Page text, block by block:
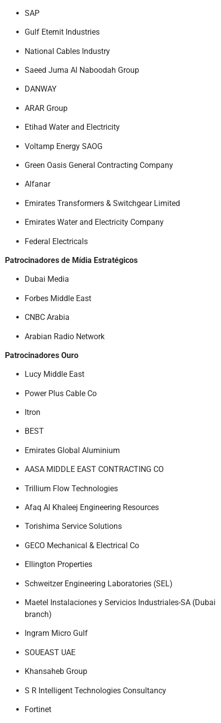
SAP
Gulf Eternit Industries
National Cables Industry
Saeed Juma Al Naboodah Group
DANWAY
ARAR Group
Etihad Water and Electricity
Voltamp Energy SAOG
Green Oasis General Contracting Company
Alfanar
Emirates Transformers & Switchgear Limited
Emirates Water and Electricity Company
Federal Electricals
Patrocinadores de Mídia Estratégicos
Dubai Media
Forbes Middle East
CNBC Arabia
Arabian Radio Network
Patrocinadores Ouro
Lucy Middle East
Power Plus Cable Co
Itron
BEST
Emirates Global Aluminium
AASA MIDDLE EAST CONTRACTING CO
Trillium Flow Technologies
Afaq Al Khaleej Engineering Resources
Torishima Service Solutions
GECO Mechanical & Electrical Co
Ellington Properties
Schweitzer Engineering Laboratories (SEL)
Maetel Instalaciones y Servicios Industriales-SA (Dubai
branch)
Ingram Micro Gulf
SOUEAST UAE
Khansaheb Group
S R Intelligent Technologies Consultancy
Fortinet